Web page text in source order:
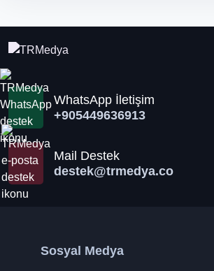
WhatsApp İletişim
+905449636913
Mail Destek
destek@trmedya.co
Sosyal Medya